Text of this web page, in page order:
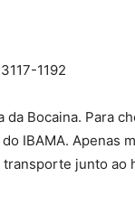
1192
Bocaina. Para
IBAMA. Apenas
junto ao